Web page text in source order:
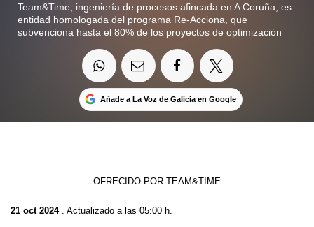
Team&Time, ingeniería de procesos afincada en A Coruña, es
entidad homologada del programa Re-Acciona, que
subvenciona hasta el 80% de los proyectos de optimización
Añade a La Voz de Galicia en Google
OFRECIDO POR TEAM&TIME
21 oct 2024. Actualizado a las 05:00 h.